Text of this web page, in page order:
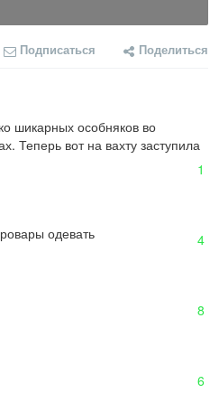
Подписаться Поделиться
шикарных особняков во
Теперь вот на вахту заступила
1
одевать 4
8
6